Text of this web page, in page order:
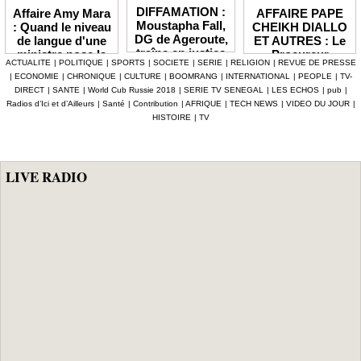
Affaire Amy Mara
: Quand le niveau
de langue d'une
ministre pose la
question de la
compétence et de
la crédibilité de
l'État
DIFFAMATION :
Moustapha Fall,
DG de Ageroute,
traîne en justice
l’ex DRH Cheikh
Amet Tidiane
Thiam
AFFAIRE PAPE
CHEIKH DIALLO
ET AUTRES : Le
Procureur
interjette appel et
maintient en
prison ceux qui
ont été placés
ACTUALITE | POLITIQUE | SPORTS | SOCIETE | SERIE | RELIGION | REVUE DE PRESSE
| ECONOMIE | CHRONIQUE | CULTURE | BOOMRANG | INTERNATIONAL | PEOPLE | TV-
DIRECT | SANTE | World Cub Russie 2018 | SERIE TV SENEGAL | LES ECHOS | pub |
Radios d’Ici et d’Ailleurs | Santé | Contribution | AFRIQUE | TECH NEWS | VIDEO DU JOUR |
HISTOIRE | TV
LIVE RADIO